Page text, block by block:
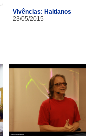
Vivências: Haitianos
23/05/2015